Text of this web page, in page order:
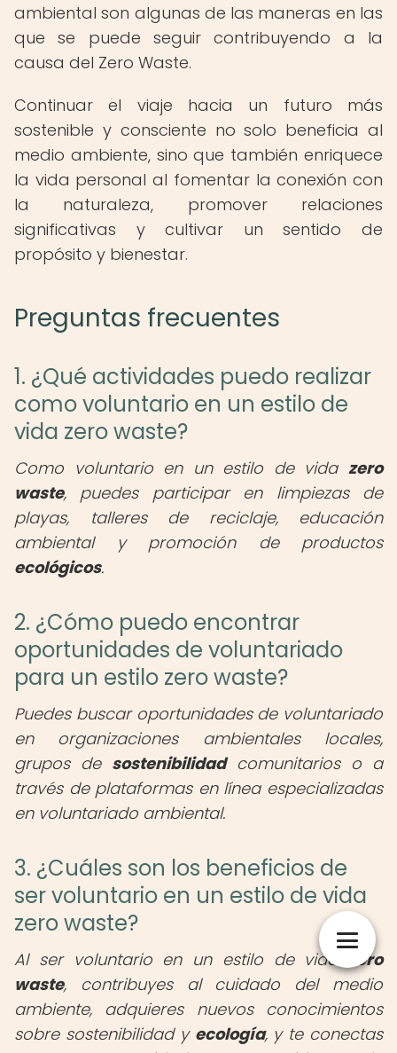
ambiental son algunas de las maneras en las
que se puede seguir contribuyendo a la
causa del Zero Waste.
Continuar el viaje hacia un futuro más
sostenible y consciente no solo beneficia al
medio ambiente, sino que también enriquece
la vida personal al fomentar la conexión con
la naturaleza, promover relaciones
significativas y cultivar un sentido de
propósito y bienestar.
Preguntas frecuentes
1. ¿Qué actividades puedo realizar
como voluntario en un estilo de
vida zero waste?
Como voluntario en un estilo de vida zero
waste, puedes participar en limpiezas de
playas, talleres de reciclaje, educación
ambiental y promoción de productos
ecológicos.
2. ¿Cómo puedo encontrar
oportunidades de voluntariado
para un estilo zero waste?
Puedes buscar oportunidades de voluntariado
en organizaciones ambientales locales,
grupos de sostenibilidadcomunitarios o a
través de plataformas en línea especializadas
en voluntariado ambiental.
3. ¿Cuáles son los beneficios de
ser voluntario en un estilo de vida
zero waste?
Al ser voluntario en un estilo de vida
zero
waste, contribuyes al cuidado del medio
ambiente, adquieres nuevos conocimientos
sobre sostenibilidad y ecología, y te conectas